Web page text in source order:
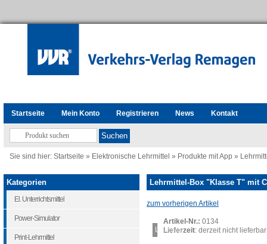
Startseite Mein Konto Registrieren News Kontakt
Sie sind hier: Startseite » Elektronische Lehrmittel » Produkte mit App »
Lehrmittel-Box "Klasse T" mit
zum vorherigen Artikel
Loading...
Artikel-Nr.: 0134
Lieferzeit: derzeit nicht lieferbar
Kategorien
El. Unterrichtsmittel
Power-Simulator
Print-Lehrmittel